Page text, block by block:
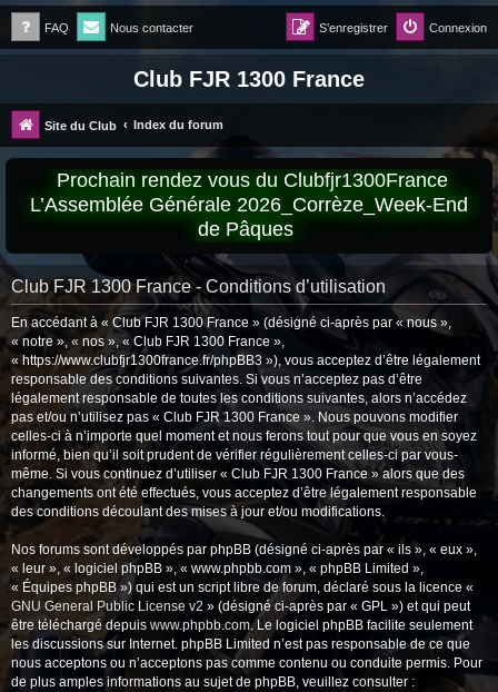
FAQ Nous contacter Connexion
S’enregistrer
Club FJR 1300 France
Site du Club Index du forum
Prochain rendez vous du Clubfjr1300France
L’Assemblée Générale 2026_Corrèze_Week-End
de Pâques
Club FJR 1300 France - Conditions d’utilisation
En accédant à « Club FJR 1300 France » (désigné ci-après par « nous »,
« notre », « nos », « Club FJR 1300 France »,
« https://www.clubfjr1300france.fr/phpBB3 »), vous acceptez d’être légalement
responsable des conditions suivantes. Si vous n’acceptez pas d’être
légalement responsable de toutes les conditions suivantes, alors n’accédez
pas et/ou n’utilisez pas « Club FJR 1300 France ». Nous pouvons modifier
celles-ci à n’importe quel moment et nous ferons tout pour que vous en soyez
informé, bien qu’il soit prudent de vérifier régulièrement celles-ci par vous-
même. Si vous continuez d’utiliser « Club FJR 1300 France » alors que des
changements ont été effectués, vous acceptez d’être légalement responsable
des conditions découlant des mises à jour et/ou modifications.
Nos forums sont développés par phpBB (désigné ci-après par « ils », « eux »,
« leur », « logiciel phpBB », « www.phpbb.com », « phpBB Limited »,
« Équipes phpBB ») qui est un script libre de forum, déclaré sous la licence «
GNU General Public License v2 » (désigné ci-après par « GPL ») et qui peut
être téléchargé depuis www.phpbb.com. Le logiciel phpBB facilite seulement
les discussions sur Internet. phpBB Limited n’est pas responsable de ce que
nous acceptons ou n’acceptons pas comme contenu ou conduite permis. Pour
de plus amples informations au sujet de phpBB, veuillez consulter :